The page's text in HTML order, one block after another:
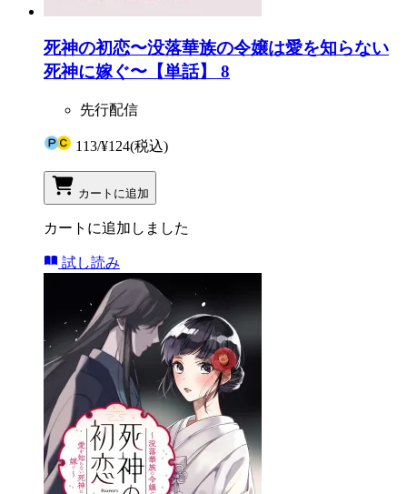
死神の初恋〜没落華族の令嬢は愛を知らない
死神に嫁ぐ〜【単話】 8
先行配信
113/¥124(税込)
カートに追加
カートに追加しました
試し読み